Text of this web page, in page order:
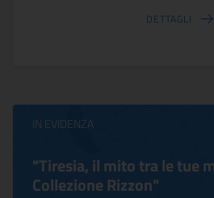
DETTAGLI
IN EVIDENZA
"Tiresia, il mito tra le tue
Collezione Rizzon"